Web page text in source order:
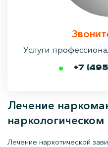
Услуги
+7
Лечение
Лечение наркотической